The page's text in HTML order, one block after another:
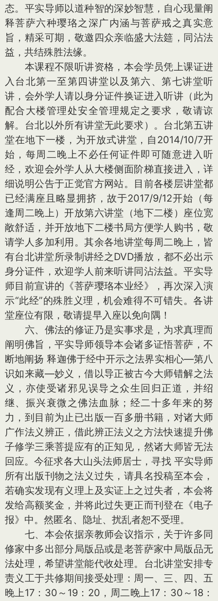
态。平实导师以道种智的深妙智慧，自心现量阐
释菩萨六种璎珞之深广内涵与菩萨戒之真实意
旨，精采可期，敬邀四众亲临盛大法筵，同沾法
益，共结殊胜法缘。
本课程不限听讲资格，本会学员凭上课证进
入台北第一至第四讲堂以及第六、第七讲堂听
讲，会外学人请以身分证件换证进入听讲（此为
配合大楼管理处安全管理规定之要求，敬请谅
解。台北以外所有讲堂无此要求）。台北第五讲
堂在地下一楼，为开放式讲堂，自2014/10/7开
始，每周二晚上不必任何证件即可随意进入听
经，欢迎会外学人从大楼侧面阶梯直接进入，详
细说明公告于正觉官方网站。目前各楼层讲堂都
已经满座且略显拥挤，故于2017/9/12开始（每
逢周二晚上）开放第六讲堂（地下二楼）座位宽
敞舒适，并开放地下二楼书局方便学人购书，敬
请学人多加利用。其余各地讲堂每周二晚上，皆
有台北讲堂所录制讲经之DVD播放，都不必出示
身分证件，欢迎学人前来听讲同沾法益。平实导
师目前宣讲的《菩萨璎珞本业经》，再次深入演
示“此经”的殊胜义理，机会难得不可错失。各讲
堂座位有限，敬请提早入座以免向隅！
六、佛法的修证乃是实事求是，为求真理而
阐明佛旨，平实导师领导本会诸多证悟菩萨，不
断地阐扬 释迦佛于经中开示之法界实相心—第八
识如来藏—妙义，借以导正被古今大师错解之法
义，亦使受诸邪见误导之众生回归正道，并绍
继、振兴衰微之佛法血脉；经二十多年来的努
力，到目前为止已出版一百多册书籍，对诸大师
广作法义辨正，借此辨正法义之方法快速提升佛
子修学三乘菩提应有的正知见，然诸大师皆无法
回应。今征求各大山头法师居士，寻找 平实导师
所有出版刊物之法义过失，请具名投稿至本会，
若确实发现有义理上及实证上之过失者，本会将
发给高额奖金，并将此过失更正而刊登在《电子
报》中。然匿名、隐址、扰乱者恕不受理。
七、本会依据亲教师会议指示，关于许多同
修家中多出部分局版品或是老菩萨家中局版品无
法处理，希望讲堂能代收处理。台北讲堂安排专
责义工于共修期间接受处理：周一、三、四、五
晚上17：30～19：20，周二晚上17：30～18：